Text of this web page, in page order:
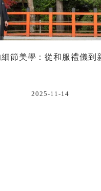
節美學：從和服禮儀到
2025-11-14